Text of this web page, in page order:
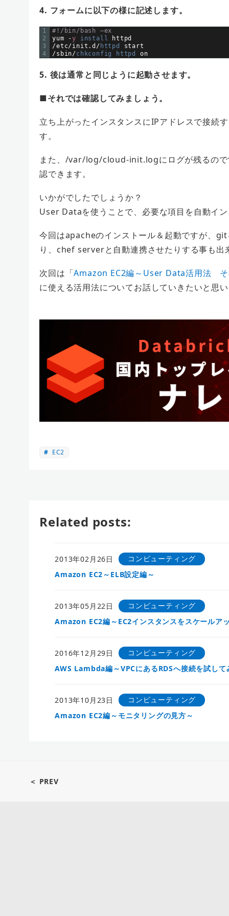
4. フォームに以下の様に記述します。
1
2
3
4
#!/bin/bash –ex
yum
-y install
httpd
/etc/init .d / httpd start
/sbin/chkconfig httpd on
5. 後は通常と同じように起動させます。
■それでは確認してみましょう。
立ち上がったインスタンスにIPアドレスで接続
す。
また、/var/log/cloud-init.logにログが残るので
認できます。
いかがでしたでしょうか？
User Dataを使うことで、必要な項目を自動イ
今回はapacheのインストール＆起動ですが、
り、chef serverと自動連携させたりする事も出
次回は「Amazon EC2編～User Data活用法
に使える活用法についてお話していきたいと思
EC2
Related posts:
2013年02月26日
コンピューティング
Amazon EC2～ELB設定編～
2013年05月22日
コンピューティング
Amazon EC2編～EC2インスタンスをスケールア
2016年12月29日
コンピューティング
AWS Lambda編～VPCにあるRDSへ接続を試して
2013年10月23日
コンピューティング
Amazon EC2編～モニタリングの見方～
＜ PREV